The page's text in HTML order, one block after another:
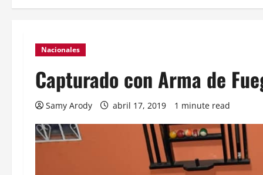
Nacionales
Capturado con Arma de
Samy Arody abril 17, 2019 1 minute read